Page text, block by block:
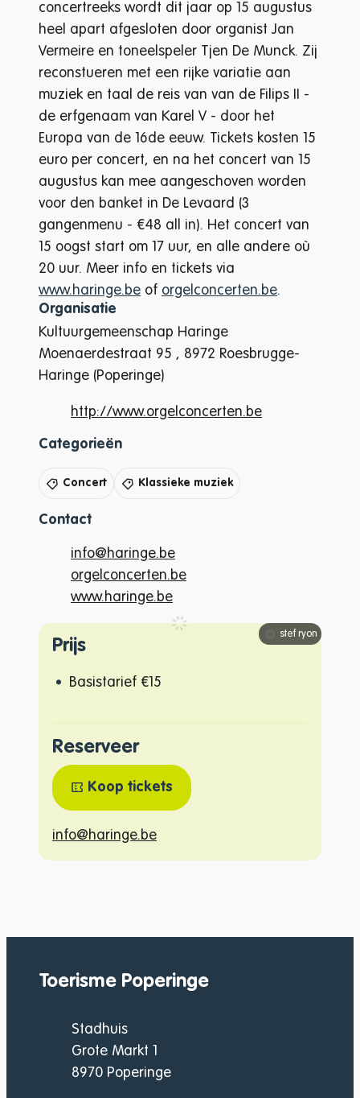
concertreeks wordt dit jaar op 15 augustus
heel apart afgesloten door organist Jan
Vermeire en toneelspeler Tjen De Munck. Zij
reconstueren met een rijke variatie aan
muziek en taal de reis van van de Filips II -
de erfgenaam van Karel V - door het
Europa van de 16de eeuw. Tickets kosten 15
euro per concert, en na het concert van 15
augustus kan mee aangeschoven worden
voor den banket in De Levaard (3
gangenmenu - €48 all in). Het concert van
15 oogst start om 17 uur, en alle andere où
20 uur. Meer info en tickets via
www.haringe.be of orgelconcerten.be.
Organisatie
Kultuurgemeenschap Haringe
Moenaerdestraat 95 , 8972 Roesbrugge-
Haringe (Poperinge)
Websitehttp://www.orgelconcerten.be
Categorieën
Concert Klassieke muziek
Contact
E-mailinfo@haringe.be
Websiteorgelconcerten.be
Websitewww.haringe.be
stef ryon
Prijs